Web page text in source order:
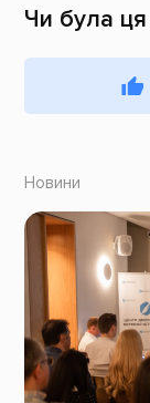
Чи була ця
Новини